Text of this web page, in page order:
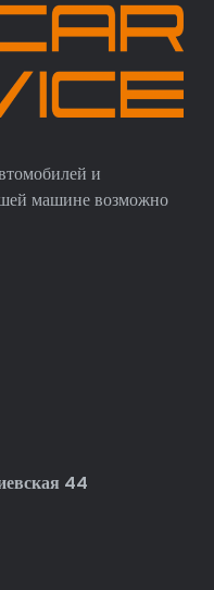
и
машине возможно
44